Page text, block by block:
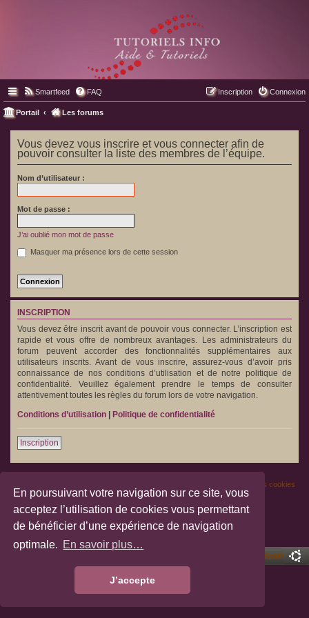
En poursuivant votre navigation sur ce site, vous
acceptez l’utilisation de cookies vous permettant
de bénéficier d’une expérience de navigation
optimale. En savoir plus…
J’accepte
Smartfeed FAQ Connexion
Inscription
Portail Les forums
Vous devez vous inscrire et vous connecter afin de
pouvoir consulter la liste des membres de l’équipe.
Nom d’utilisateur :
Mot de passe :
J’ai oublié mon mot de passe
Masquer ma présence lors de cette session
INSCRIPTION
Vous devez être inscrit avant de pouvoir vous connecter. L’inscription est
rapide et vous offre de nombreux avantages. Les administrateurs du
forum peuvent accorder des fonctionnalités supplémentaires aux
utilisateurs inscrits. Avant de vous inscrire, assurez-vous d’avoir pris
connaissance de nos conditions d’utilisation et de notre politique de
confidentialité. Veuillez également prendre le temps de consulter
attentivement toutes les règles du forum lors de votre navigation.
Conditions d’utilisation | Politique de confidentialité
Inscription
Supprimer les cookies
Développé parphpBB® Forum Software © phpBB Limited
Traduction française officielle
Miles Cellar
phpBB Spain